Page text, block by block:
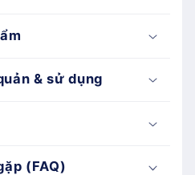
& sử dụng
(FAQ)